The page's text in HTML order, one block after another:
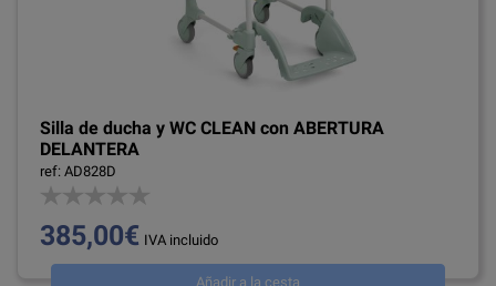
Silla de ducha y WC CLEAN con ABERTURA
DELANTERA
ref: AD828D
385,00€ IVA incluido
Añadir a la cesta